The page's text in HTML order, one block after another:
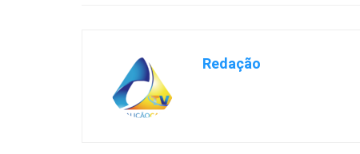
Redação